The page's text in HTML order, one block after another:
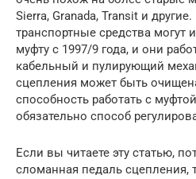
Sierra, Granada, Transit и
транспортные средства могут
муфту с 1997/9 года, и они
кабельный и пулирующий
сцепления может быть
способность работать с
обязательно способ
Если вы читаете эту статью,
сломанная педаль сцепления,